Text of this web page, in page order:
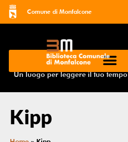
Comune di Monfalcone
Un luogo per leggere il tuo tempo
Kipp